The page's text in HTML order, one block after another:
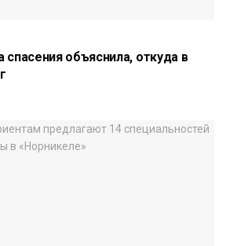
спасения объяснила, откуда в